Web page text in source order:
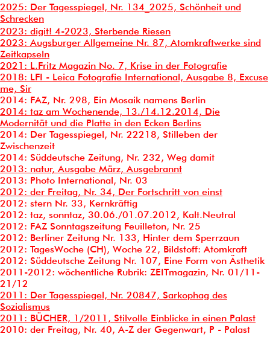
2025: Der Tagesspiegel, Nr. 134_2025, Schönheit und
Schrecken
2023: digit! 4-2023, Sterbende Riesen
2023: Augsburger Allgemeine Nr. 87, Atomkraftwerke sind
Zeitkapseln
2021: L.Fritz Magazin No. 7, Krise in der Fotografie
2018: LFI - Leica Fotografie International, Ausgabe 8, Excuse
me, Sir
2014: FAZ, Nr. 298, Ein Mosaik namens Berlin
2014: taz am Wochenende, 13./14.12.2014, Die
Modernität und die Platte in den Ecken Berlins
2014: Der Tagesspiegel, Nr. 22218, Stilleben der
Zwischenzeit
2014: Süddeutsche Zeitung, Nr. 232, Weg damit
2013: natur, Ausgabe März, Ausgebrannt
2013: Photo International, Nr. 03
2012: der Freitag, Nr. 34, Der Fortschritt von einst
2012: stern Nr. 33, Kernkräftig
2012: taz, sonntaz, 30.06./01.07.2012, Kalt.Neutral
2012: FAZ Sonntagszeitung Feuilleton, Nr. 25
2012: Berliner Zeitung Nr. 133, Hinter dem Sperrzaun
2012: TagesWoche (CH), Woche 22, Bildstoff: Atomkraft
2012: Süddeutsche Zeitung Nr. 107, Eine Form von Ästhetik
2011-2012: wöchentliche Rubrik: ZEITmagazin, Nr. 01/11-
21/12
2011: Der Tagesspiegel, Nr. 20847, Sarkophag des
Sozialismus
2011: BÜCHER, 1/2011, Stilvolle Einblicke in einen Palast
2010: der Freitag, Nr. 40, A-Z der Gegenwart, P - Palast